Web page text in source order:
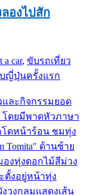
องไปสัก
a car, ขับรถเที่ยว
ญี่ปุ่นครั้งแรก